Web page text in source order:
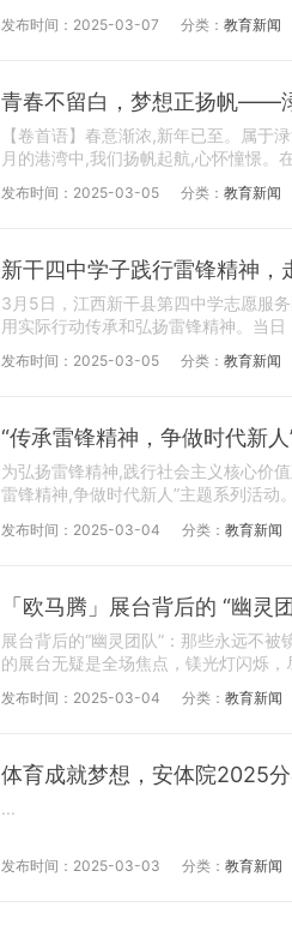
发布时间：2025-03-07 分类： 教育新闻
青春不留白，梦想正扬帆——
【卷首语】春意渐浓,新年已至。属于
月的港湾中,我们扬帆起航,心怀憧憬。
发布时间：2025-03-05 分类： 教育新闻
新干四中学子践行雷锋精神，
3月5日，江西新干县第四中学志愿服
用实际行动传承和弘扬雷锋精神。当
发布时间：2025-03-05 分类： 教育新闻
“传承雷锋精神，争做时代新
为弘扬雷锋精神,践行社会主义核心价
雷锋精神,争做时代新人”主题系列活动
发布时间：2025-03-04 分类： 教育新闻
「欧马腾」展台背后的 “幽灵
展台背后的“幽灵团队”：那些永远不
的展台无疑是全场焦点，镁光灯闪烁
发布时间：2025-03-04 分类： 教育新闻
体育成就梦想，安体院2025
...
发布时间：2025-03-03 分类： 教育新闻